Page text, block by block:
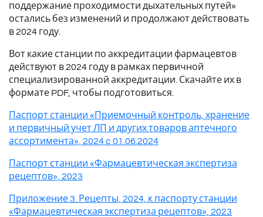
поддержание проходимости дыхательных путей»
остались без изменений и продолжают действовать
в 2024 году.
Вот какие станции по аккредитации фармацевтов
действуют в 2024 году в рамках первичной
специализированной аккредитации. Скачайте их в
формате PDF, чтобы подготовиться.
Паспорт станции «Приемочный контроль, хранение
и первичный учет ЛП и других товаров аптечного
ассортимента», 2024 c 01.06.2024
Паспорт станции «Фармацевтическая экспертиза
рецептов», 2023
Приложение 3. Рецепты, 2024, к паспорту станции
«Фармацевтическая экспертиза рецептов», 2023